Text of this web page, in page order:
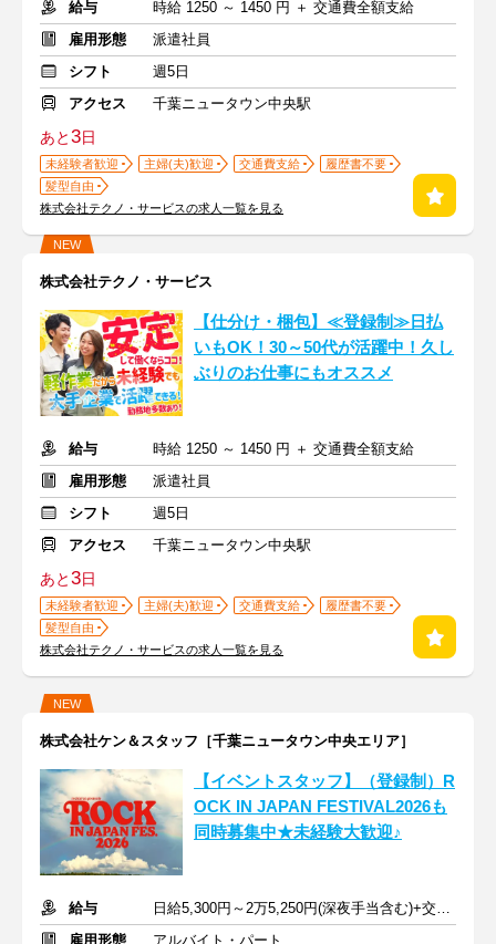
給与
時給 1250 ～ 1450 円 ＋ 交通費全額支給
雇用形態
派遣社員
シフト
週5日
アクセス
千葉ニュータウン中央駅
あと3日
未経験者歓迎 主婦(夫)歓迎 交通費支給
履歴書不要
髪型自由
株式会社テクノ・サービスの求人一覧を見る
NEW
株式会社テクノ・サービス
【仕分け・梱包】≪登録制≫日払
いもOK！30～50代が活躍中！久し
ぶりのお仕事にもオススメ
給与
時給 1250 ～ 1450 円 ＋ 交通費全額支給
雇用形態
派遣社員
シフト
週5日
アクセス
千葉ニュータウン中央駅
あと3日
未経験者歓迎 主婦(夫)歓迎 交通費支給
履歴書不要
髪型自由
株式会社テクノ・サービスの求人一覧を見る
NEW
株式会社ケン＆スタッフ［千葉ニュータウン中央エリア］
【イベントスタッフ】（登録制）R
OCK IN JAPAN FESTIVAL2026も
同時募集中★未経験大歓迎♪
給与
日給5,300円～2万5,250円(深夜手当含む)+交通費支給
雇用形態
アルバイト・パート